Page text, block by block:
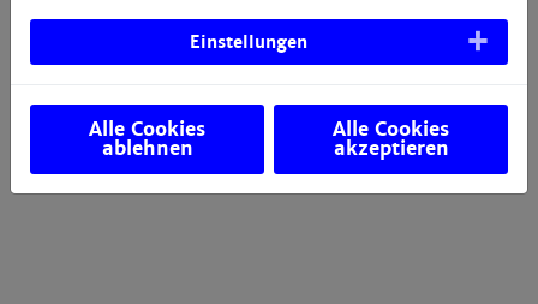
Einstellungen
Alle Cookies
ablehnen
Alle Cookies
akzeptieren